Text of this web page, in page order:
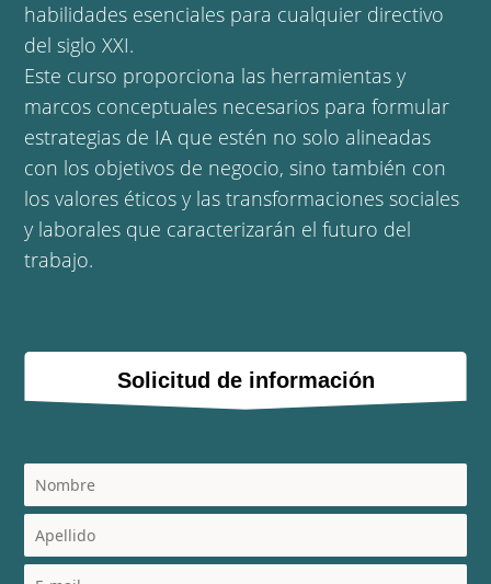
habilidades esenciales para cualquier directivo
del siglo XXI.
Este curso proporciona las herramientas y
marcos conceptuales necesarios para formular
estrategias de IA que estén no solo alineadas
con los objetivos de negocio, sino también con
los valores éticos y las transformaciones sociales
y laborales que caracterizarán el futuro del
trabajo.
Solicitud de información